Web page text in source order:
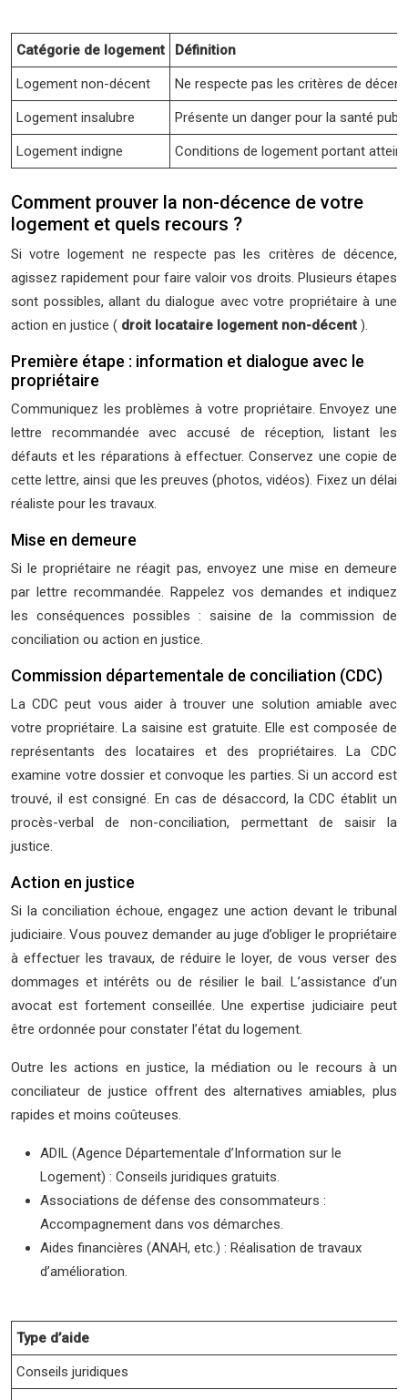
Catégorie de logement Définition
Logement non-décent Ne respecte pas les critères de
Logement insalubre Présente un danger pour la santé
Logement indigne Conditions de logement portant
Comment prouver la non-décence de votre
logement et quels recours ?
Si votre logement ne respecte pas les critères de décence,
agissez rapidement pour faire valoir vos droits. Plusieurs étapes
sont possibles, allant du dialogue avec votre propriétaire à une
action en justice ( droit locataire logement non-décent ).
Première étape : information et dialogue avec le
propriétaire
Communiquez les problèmes à votre propriétaire. Envoyez une
lettre recommandée avec accusé de réception, listant les
défauts et les réparations à effectuer. Conservez une copie de
cette lettre, ainsi que les preuves (photos, vidéos). Fixez un délai
réaliste pour les travaux.
Mise en demeure
Si le propriétaire ne réagit pas, envoyez une mise en demeure
par lettre recommandée. Rappelez vos demandes et indiquez
les conséquences possibles : saisine de la commission de
conciliation ou action en justice.
Commission départementale de conciliation (CDC)
La CDC peut vous aider à trouver une solution amiable avec
votre propriétaire. La saisine est gratuite. Elle est composée de
représentants des locataires et des propriétaires. La CDC
examine votre dossier et convoque les parties. Si un accord est
trouvé, il est consigné. En cas de désaccord, la CDC établit un
procès-verbal de non-conciliation, permettant de saisir la
justice.
Action en justice
Si la conciliation échoue, engagez une action devant le tribunal
judiciaire. Vous pouvez demander au juge d’obliger le propriétaire
à effectuer les travaux, de réduire le loyer, de vous verser des
dommages et intérêts ou de résilier le bail. L’assistance d’un
avocat est fortement conseillée. Une expertise judiciaire peut
être ordonnée pour constater l’état du logement.
Outre les actions en justice, la médiation ou le recours à un
conciliateur de justice offrent des alternatives amiables, plus
rapides et moins coûteuses.
ADIL (Agence Départementale d’Information sur le
Logement) : Conseils juridiques gratuits.
Associations de défense des consommateurs :
Accompagnement dans vos démarches.
Aides financières (ANAH, etc.) : Réalisation de travaux
d’amélioration.
Type d’aide
Conseils juridiques